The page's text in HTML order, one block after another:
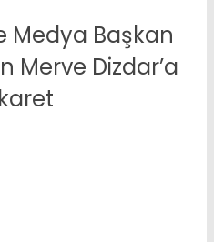
Medya Başkan
Merve Dizdar’a